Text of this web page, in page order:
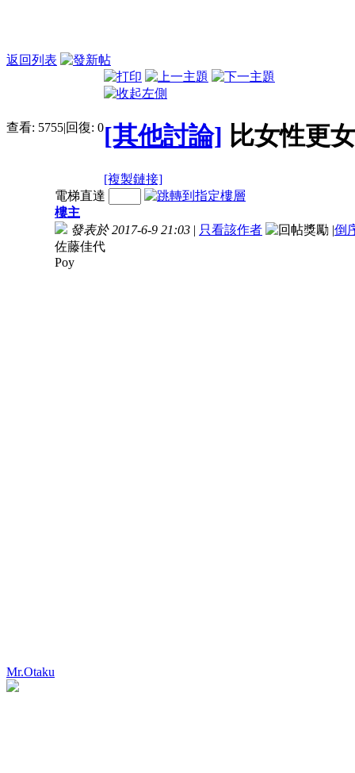
返回列表
查看: 5755|回復: 0[其他討論] 比女性更
[複製鏈接]
Mr.Otaku
電梯直達
樓主
發表於 2017-6-9 21:03 | 只看該作者 |倒
佐藤佳代
Poy